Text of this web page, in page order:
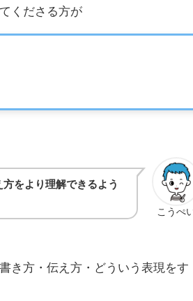
くださる方が
こうぺ
をより理解できるよう
き方・伝え方・どういう表現をす